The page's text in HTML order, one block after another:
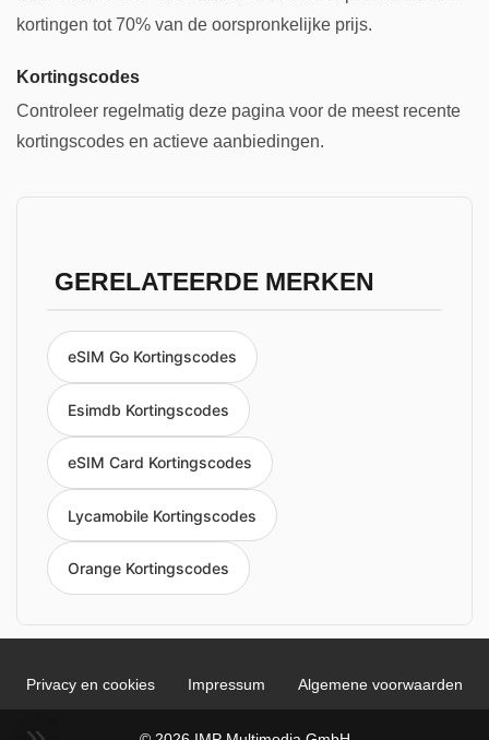
kortingen tot 70% van de oorspronkelijke prijs.
Kortingscodes
Controleer regelmatig deze pagina voor de meest recente
kortingscodes en actieve aanbiedingen.
GERELATEERDE MERKEN
eSIM Go Kortingscodes
Esimdb Kortingscodes
eSIM Card Kortingscodes
Lycamobile Kortingscodes
Orange Kortingscodes
Privacy en cookies Impressum Algemene voorwaarden